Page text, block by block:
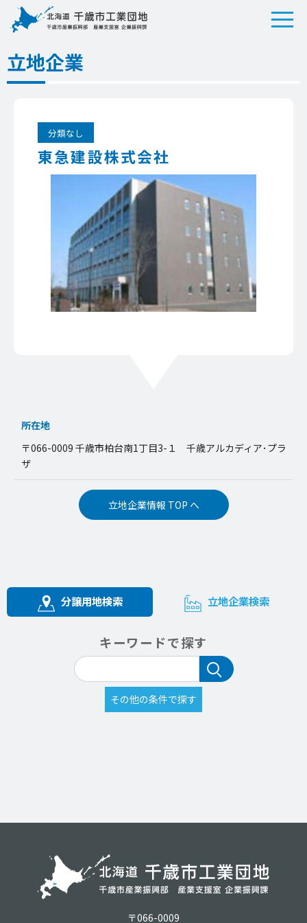
立地企業
分類なし
東急建設株式会社
所在地
〒066-0009 千歳市柏台南1丁目3-１ 千歳アルカディア･プラ
ザ
立地企業情報 TOP へ
分譲用地検索 立地企業検索
キーワードで探す
〒066-0009